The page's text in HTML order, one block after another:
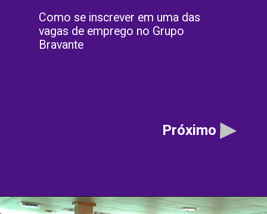
Como se inscrever em uma das
vagas de emprego no Grupo
Bravante
Próximo